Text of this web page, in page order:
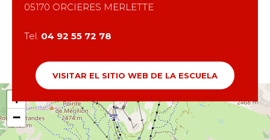
+
−
05170 ORCIERES MERLETTE
Tel. 04 92 55 72 78
VISITAR EL SITIO WEB DE LA ESCUELA